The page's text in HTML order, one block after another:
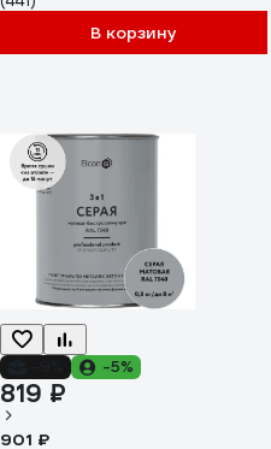
В корзину
-5%
819 ₽
901 ₽